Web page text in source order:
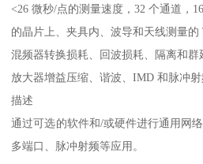
<26 微秒/点的测量速度，32 个通道，
的晶片上、夹具内、波导和天线测量
混频器转换损耗、回波损耗、隔离和群
放大器增益压缩、谐波、IMD 和脉冲射
描述
通过可选的软件和/或硬件进行通用网
多端口、脉冲射频等应用。